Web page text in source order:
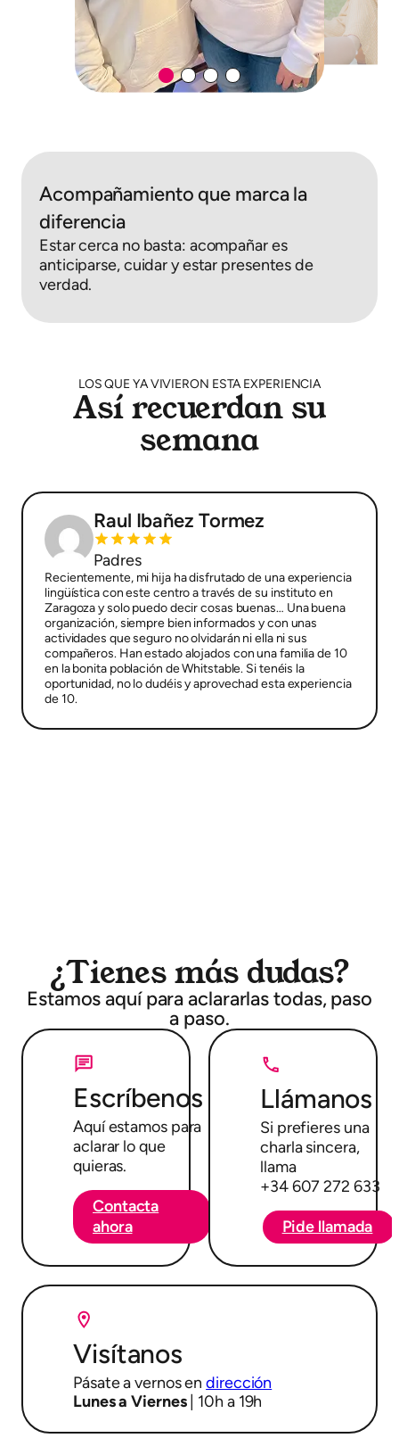
Acompañamiento que marca la
diferencia
Estar cerca no basta: acompañar es
anticiparse, cuidar y estar presentes de
verdad.
LOS QUE YA VIVIERON ESTA EXPERIENCIA
Así recuerdan su
semana
Raul Ibañez Tormez
Padres
Recientemente, mi hija ha disfrutado de una experiencia
lingüística con este centro a través de su instituto en
Zaragoza y solo puedo decir cosas buenas… Una buena
organización, siempre bien informados y con unas
actividades que seguro no olvidarán ni ella ni sus
compañeros. Han estado alojados con una familia de 10
en la bonita población de Whitstable. Si tenéis la
oportunidad, no lo dudéis y aprovechad esta experiencia
de 10.
¿Tienes más dudas?
Estamos aquí para aclararlas todas, paso
a paso.
Escríbenos
Aquí estamos para
aclarar lo que
quieras.
Contacta
ahora
Llámanos
Si prefieres una
charla sincera,
llama
+34 607 272 633
Pide llamada
Visítanos
Pásate a vernos endirección
Lunes a Viernes| 10h a 19h